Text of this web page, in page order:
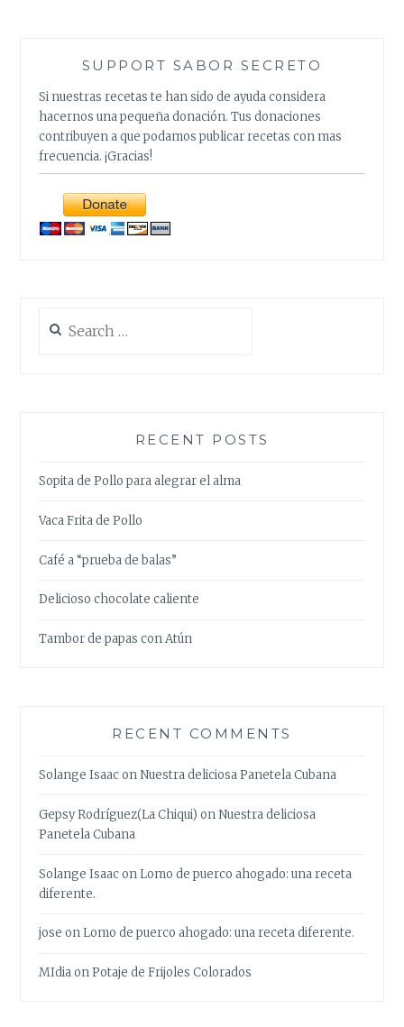
DIFERENTE.
SUPPORT SABOR SECRETO
Si nuestras recetas te han sido de ayuda considera
hacernos una pequeña donación. Tus donaciones
contribuyen a que podamos publicar recetas con mas
frecuencia. ¡Gracias!
for:
RECENT POSTS
Sopita de Pollo para alegrar el alma
Vaca Frita de Pollo
Café a “prueba de balas”
Delicioso chocolate caliente
Tambor de papas con Atún
RECENT COMMENTS
Solange IsaaconNuestra deliciosa Panetela Cubana
Gepsy Rodríguez(La Chiqui) onNuestra deliciosa
Panetela Cubana
Solange IsaaconLomo de puerco ahogado: una receta
diferente.
jose onLomo de puerco ahogado: una receta diferente.
MIdiaonPotaje de Frijoles Colorados